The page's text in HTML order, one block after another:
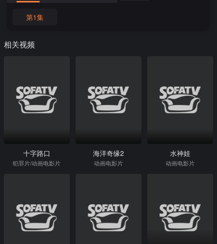
第1集
相关视频
十字路口
犯罪片/动画电影片
海洋奇缘2
动画电影片
水神娃
动画电影片